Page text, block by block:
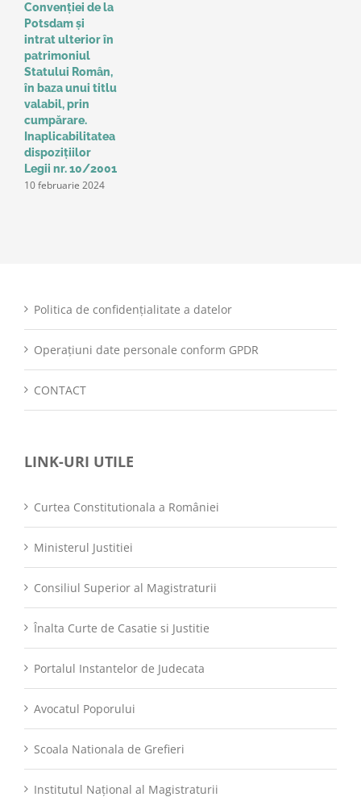
Convenţiei de la
Potsdam și
intrat ulterior în
patrimoniul
Statului Român,
în baza unui titlu
valabil, prin
cumpărare.
Inaplicabilitatea
dispozițiilor
Legii nr. 10/2001
10 februarie 2024
Politica de confidențialitate a datelor
Operațiuni date personale conform GPDR
CONTACT
LINK-URI UTILE
Curtea Constitutionala a României
Ministerul Justitiei
Consiliul Superior al Magistraturii
Înalta Curte de Casatie si Justitie
Portalul Instantelor de Judecata
Avocatul Poporului
Scoala Nationala de Grefieri
Institutul Național al Magistraturii